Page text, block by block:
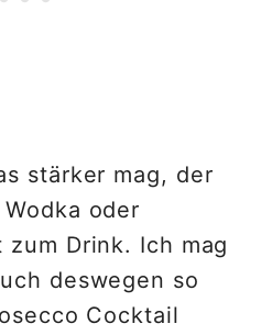
stärker mag, der
oder
zum Drink. Ich mag
deswegen so
Cocktail